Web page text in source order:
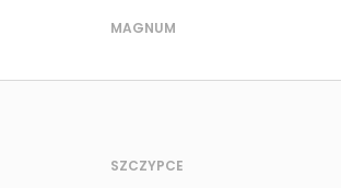
MAGNUM
SZCZYPCE